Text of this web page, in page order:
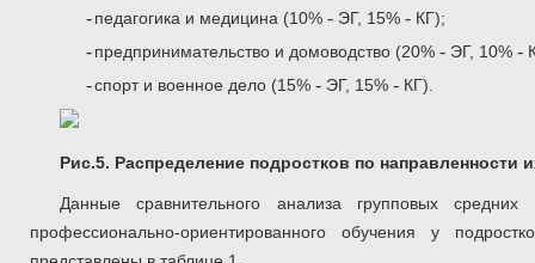
-педагогика и медицина (10%- ЭГ, 15%- КГ);
-предпринимательство и домоводство (20%- ЭГ, 10%-
-спорт и военное дело (15%- ЭГ, 15%- КГ).
Рис.5. Распределение подростков по направленности
Данные сравнительного анализа групповых средних
профессионально-ориентированного обучения у